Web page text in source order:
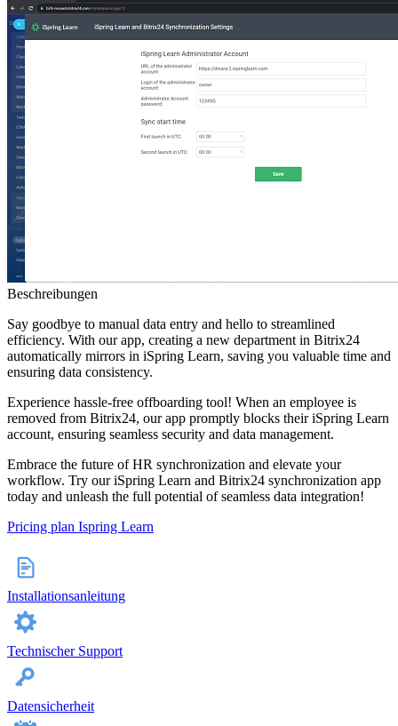
Beschreibungen
Say goodbye to manual data entry and hello to streamlined
efficiency. With our app, creating a new department in Bitrix24
automatically mirrors in iSpring Learn, saving you valuable time and
ensuring data consistency.
Experience hassle-free offboarding tool! When an employee is
removed from Bitrix24, our app promptly blocks their iSpring Learn
account, ensuring seamless security and data management.
Embrace the future of HR synchronization and elevate your
workflow. Try our iSpring Learn and Bitrix24 synchronization app
today and unleash the full potential of seamless data integration!
Pricing plan Ispring Learn
Installationsanleitung
Technischer Support
Datensicherheit